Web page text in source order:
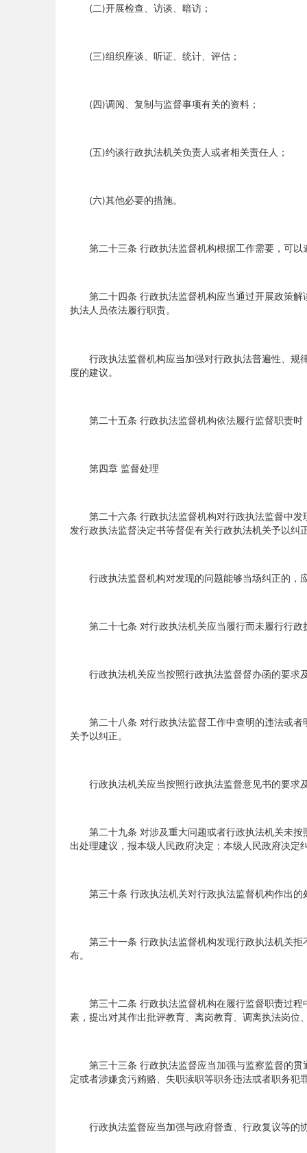
(二)开展检查、访谈、暗访；
(三)组织座谈、听证、统计、评估；
(四)调阅、复制与监督事项有关的资料；
(五)约谈行政执法机关负责人或者相关责任人；
(六)其他必要的措施。
第二十三条 行政执法监督机构根据工作需要，可以
第二十四条 行政执法监督机构应当通过开展政策解
执法人员依法履行职责。
行政执法监督机构应当加强对行政执法普遍性、规
度的建议。
第二十五条 行政执法监督机构依法履行监督职责时
第四章 监督处理
第二十六条 行政执法监督机构对行政执法监督中发
发行政执法监督决定书等督促有关行政执法机关予以纠
行政执法监督机构对发现的问题能够当场纠正的，
第二十七条 对行政执法机关应当履行而未履行行政
行政执法机关应当按照行政执法监督督办函的要求
第二十八条 对行政执法监督工作中查明的违法或者
关予以纠正。
行政执法机关应当按照行政执法监督意见书的要求
第二十九条 对涉及重大问题或者行政执法机关未按
出处理建议，报本级人民政府决定；本级人民政府决定
第三十条 行政执法机关对行政执法监督机构作出的
第三十一条 行政执法监督机构发现行政执法机关拒
布。
第三十二条 行政执法监督机构在履行监督职责过程
素，提出对其作出批评教育、离岗教育、调离执法岗
第三十三条 行政执法监督应当加强与监察监督的贯
定或者涉嫌贪污贿赂、失职渎职等职务违法或者职务犯
行政执法监督应当加强与政府督查、行政复议等的